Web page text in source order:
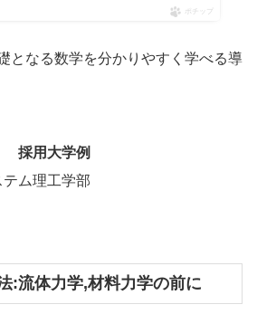
ポチップ
となる数学を分かりやすく学べる導
採用大学例
ム理工学部
:流体力学,材料力学の前に